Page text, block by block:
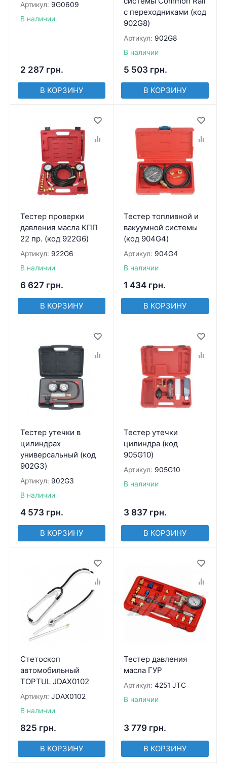
Артикул: 9G0609
В наличии
2 287 грн.
В КОРЗИНУ
с переходниками (код
902G8)
Артикул: 902G8
В наличии
5 503 грн.
В КОРЗИНУ
Тестер проверки
давления масла КПП
22 пр. (код 922G6)
Артикул: 922G6
В наличии
6 627 грн.
В КОРЗИНУ
Тестер топливной и
вакуумной системы
(код 904G4)
Артикул: 904G4
В наличии
1 434 грн.
В КОРЗИНУ
Тестер утечки в
цилиндрах
универсальный (код
902G3)
Артикул: 902G3
В наличии
4 573 грн.
В КОРЗИНУ
Тестер утечки
цилиндра (код
905G10)
Артикул: 905G10
В наличии
3 837 грн.
В КОРЗИНУ
Стетоскоп
автомобильный
TOPTUL JDAX0102
Артикул: JDAX0102
В наличии
825 грн.
В КОРЗИНУ
Тестер давления
масла ГУР
Артикул: 4251 JTC
В наличии
3 779 грн.
В КОРЗИНУ